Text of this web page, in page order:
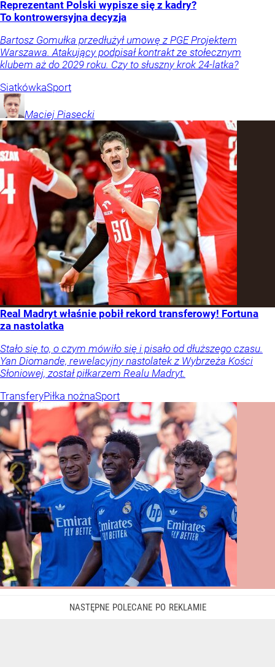
Reprezentant Polski wypisze się z kadry?
To kontrowersyjna decyzja
Bartosz Gomułka przedłużył umowę z PGE Projektem
Warszawa. Atakujący podpisał kontrakt ze stołecznym
klubem aż do 2029 roku. Czy to słuszny krok 24-latka?
SiatkówkaSport
Maciej Piasecki
Real Madryt właśnie pobił rekord transferowy! Fortuna
za nastolatka
Stało się to, o czym mówiło się i pisało od dłuższego czasu.
Yan Diomande, rewelacyjny nastolatek z Wybrzeża Kości
Słoniowej, został piłkarzem Realu Madryt.
TransferyPiłka nożnaSport